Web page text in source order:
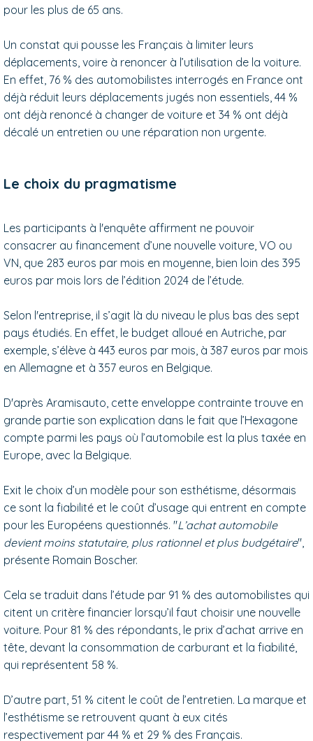
pour les plus de 65 ans.
Un constat qui pousse les Français à limiter leurs
déplacements, voire à renoncer à l’utilisation de la voiture.
En effet, 76 % des automobilistes interrogés en France ont
déjà réduit leurs déplacements jugés non essentiels, 44 %
ont déjà renoncé à changer de voiture et 34 % ont déjà
décalé un entretien ou une réparation non urgente.
Le choix du pragmatisme
Les participants à l'enquête affirment ne pouvoir
consacrer au financement d’une nouvelle voiture, VO ou
VN, que 283 euros par mois en moyenne, bien loin des 395
euros par mois lors de l’édition 2024 de l’étude.
Selon l'entreprise, il s’agit là du niveau le plus bas des sept
pays étudiés. En effet, le budget alloué en Autriche, par
exemple, s’élève à 443 euros par mois, à 387 euros par mois
en Allemagne et à 357 euros en Belgique.
D'après Aramisauto, cette enveloppe contrainte trouve en
grande partie son explication dans le fait que l’Hexagone
compte parmi les pays où l’automobile est la plus taxée en
Europe, avec la Belgique.
Exit le choix d’un modèle pour son esthétisme, désormais
ce sont la fiabilité et le coût d’usage qui entrent en compte
pour les Européens questionnés. "L’achat automobile
devient moins statutaire, plus rationnel et plus budgétaire",
présente Romain Boscher.
Cela se traduit dans l’étude par 91 % des automobilistes qui
citent un critère financier lorsqu’il faut choisir une nouvelle
voiture. Pour 81 % des répondants, le prix d’achat arrive en
tête, devant la consommation de carburant et la fiabilité,
qui représentent 58 %.
D’autre part, 51 % citent le coût de l’entretien. La marque et
l’esthétisme se retrouvent quant à eux cités
respectivement par 44 % et 29 % des Français.